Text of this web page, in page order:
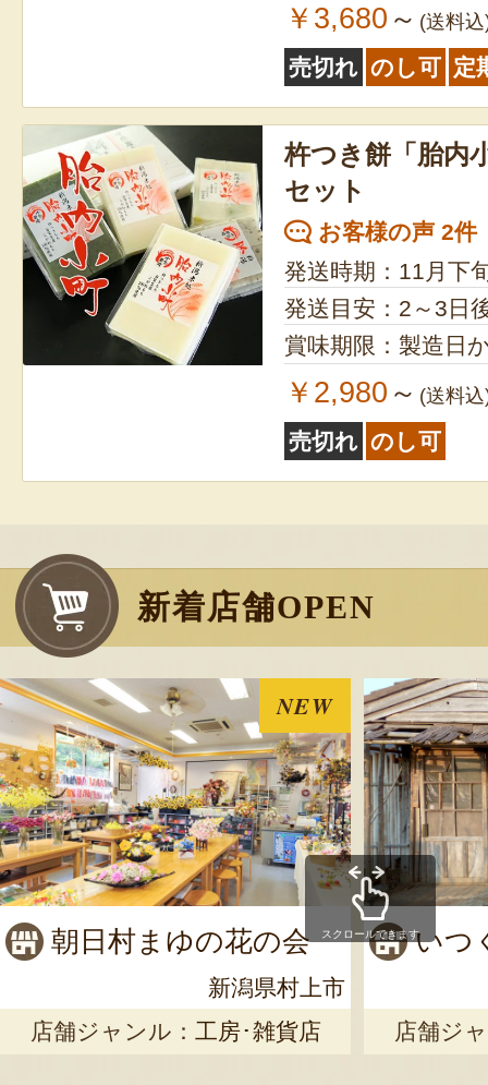
￥3,680 ～ (送料
売切れ のし可 定
杵つき餅「胎内
セット
お客様の声 2件
発送時期：11月下
発送目安：2～3日
賞味期限：製造日
￥2,980 ～ (送料
売切れ のし可
新着店舗OPEN
NEW
朝日村まゆの花の会
新潟県村上市
店舗ジャンル： 工房･雑貨店
いつ
店舗ジ
スクロールできます